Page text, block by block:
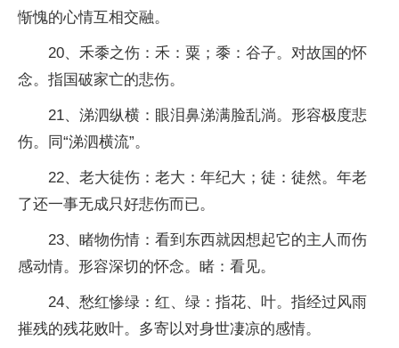
惭愧的心情互相交融。
20、禾黍之伤：禾：粟；黍：谷子。对故国的怀
念。指国破家亡的悲伤。
21、涕泗纵横：眼泪鼻涕满脸乱淌。形容极度悲
伤。同“涕泗横流”。
22、老大徒伤：老大：年纪大；徒：徒然。年老
了还一事无成只好悲伤而已。
23、睹物伤情：看到东西就因想起它的主人而伤
感动情。形容深切的怀念。睹：看见。
24、愁红惨绿：红、绿：指花、叶。指经过风雨
摧残的残花败叶。多寄以对身世凄凉的感情。